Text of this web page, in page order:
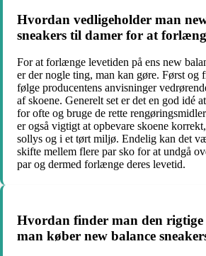
Hvordan vedligeholder man
sneakers til damer for at
For at forlænge levetiden på ens new
er der nogle ting, man kan gøre. Først og
følge producentens anvisninger
af skoene. Generelt set er det en god idé
for ofte og bruge de rette
er også vigtigt at opbevare skoene
sollys og i et tørt miljø. Endelig kan det
skifte mellem flere par sko for at undgå
par og dermed forlænge deres levetid.
Hvordan finder man den rigtige
man køber new balance